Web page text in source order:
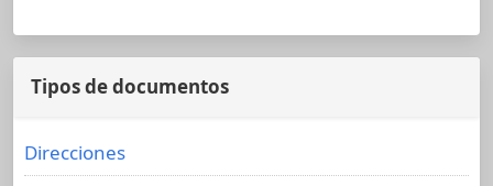
Tipos de documentos
Direcciones